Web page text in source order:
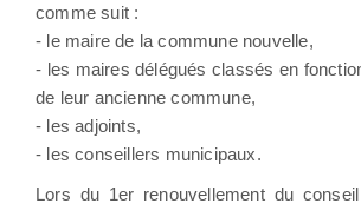
comme suit :
- le maire de la commune nouvelle,
- les maires délégués classés en
de leur ancienne commune,
- les adjoints,
- les conseillers municipaux.
Lors du 1er renouvellement du